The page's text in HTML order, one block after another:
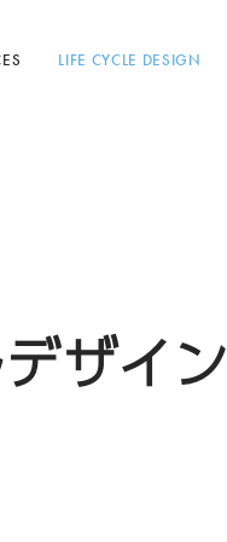
LIFE CYCLE DESIGN
ザイン